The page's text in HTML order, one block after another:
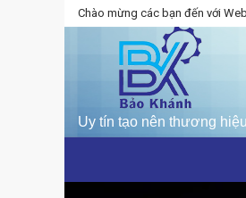
Skip
to
Chào mừng các bạn đến với